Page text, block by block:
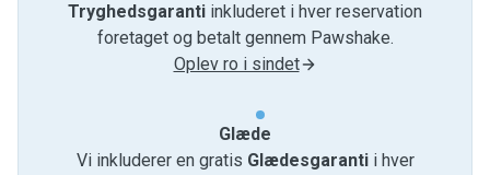
Tryghedsgaranti inkluderet i hver reservation
foretaget og betalt gennem Pawshake.
Oplev ro i sindet
Glæde
Vi inkluderer en gratis Glædesgarantii hver